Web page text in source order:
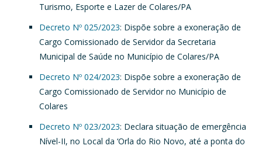
Turismo, Esporte e Lazer de Colares/PA
Decreto Nº 025/2023: Dispõe sobre a exoneração de
Cargo Comissionado de Servidor da Secretaria
Municipal de Saúde no Município de Colares/PA
Decreto Nº 024/2023: Dispõe sobre a exoneração de
Cargo Comissionado de Servidor no Município de
Colares
Decreto Nº 023/2023: Declara situação de emergência
Nível-II, no Local da ‘Orla do Rio Novo, até a ponta do